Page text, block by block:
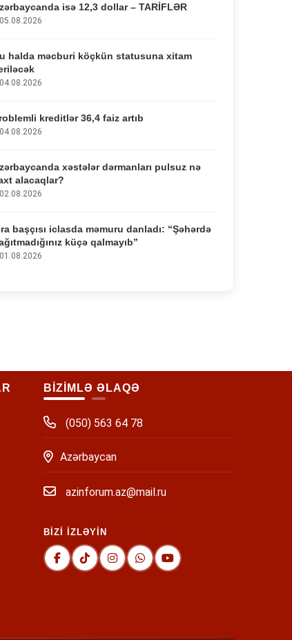
isə 12,3 dollar – TARİFLƏR
05.08.2026
halda məcburi köçkün statusuna xitam
04.08.2026
kreditlər 36,4 faiz artıb
04.08.2026
xəstələr dərmanları pulsuz nə
alacaqlar?
02.08.2026
başçısı iclasda məmuru danladı: “Şəhərdə
küçə qalmayıb”
01.08.2026
BİZİMLƏ ƏLAQƏ
(050) 563 64 78
Azərbaycan
azinforum.az@mail.ru
BİZİ İZLƏYİN